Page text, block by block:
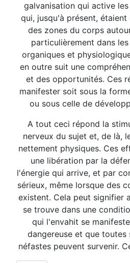
galvanisation qui active
qui, jusqu'à présent, étaient
des zones du corps
particulièrement dans
organiques et
en outre suit une
et des opportunités. Ces
manifester soit sous la
ou sous celle de
A tout ceci répond la
nerveux du sujet et, de là,
nettement physiques. Ces
une libération par la
l'énergie qui arrive, et par
sérieux, même lorsque des
existent. Cela peut signifier
se trouve dans une
qui l'envahit se
dangereuse et que
néfastes peuvent survenir.